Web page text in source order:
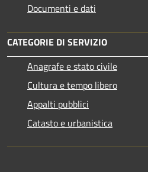
Documenti e dati
CATEGORIE DI SERVIZIO
Anagrafe e stato civile
Cultura e tempo libero
Appalti pubblici
Catasto e urbanistica